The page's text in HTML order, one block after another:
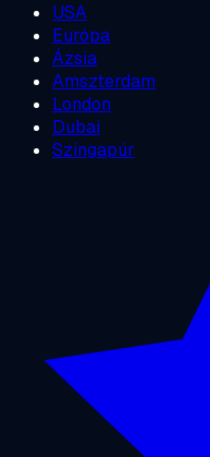
USA
Európa
Ázsia
Amszterdam
London
Dubai
Szingapúr